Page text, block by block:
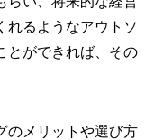
れるようなアウトソ
とができれば、その
のメリットや選び方